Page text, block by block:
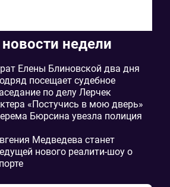
недели
Елены Блиновской два дня
посещает судебное
по делу Лерчек
«Постучись в мою дверь»
Бюрсина увезла полиция
Медведева станет
нового реалити-шоу о